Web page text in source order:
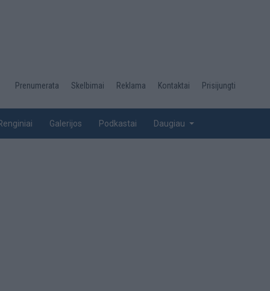
Desktop
top
Prenumerata Skelbimai Reklama Kontaktai Prisijungti
Galerijos Podkastai Daugiau